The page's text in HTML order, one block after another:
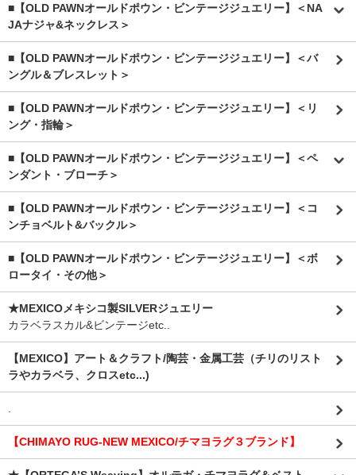
■【OLD PAWNオールドポウン・ビンテージジュエリー】＜NA
JAナジャ&ネックレス＞
■【OLD PAWNオールドポウン・ビンテージジュエリー】＜バ
ングル＆ブレスレット＞
■【OLD PAWNオールドポウン・ビンテージジュエリー】＜リ
ング・指輪＞
■【OLD PAWNオールドポウン・ビンテージジュエリー】＜ペ
ンダント・ブローチ＞
■【OLD PAWNオールドポウン・ビンテージジュエリー】＜コ
ンチョベルト&バックル＞
■【OLD PAWNオールドポウン・ビンテージジュエリー】＜ボ
ロータイ・その他＞
★MEXICOメキシコ製SILVERジュエリー
カラベラスカル&ビンテージetc..
【MEXICO】アート＆クラフト/陶芸・金属工芸（チリのリスト
ラやカラベラ、クロスetc...)
【CHIMAYO RUG-NEW MEXICO/チマヨラグ３ブランド】